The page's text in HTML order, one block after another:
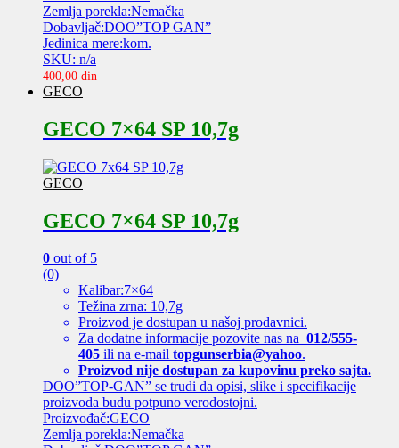
Zemlja porekla:Nemačka
Dobavljač:DOO”TOP GAN”
Jedinica mere:kom.
SKU: n/a
400,00 din
GECO
GECO 7×64 SP 10,7g
GECO
GECO 7×64 SP 10,7g
0 out of 5
(0)
Kalibar:7×64
Težina zrna: 10,7g
Proizvod je dostupan u našoj prodavnici.
Za dodatne informacije pozovite nas na 012/555-
405 ili na e-mail topgunserbia@yahoo.
Proizvod nije dostupan za kupovinu preko sajta.
DOO”TOP-GAN” se trudi da opisi, slike i specifikacije
proizvoda budu potpuno verodostojni.
Proizvođač:GECO
Zemlja porekla:Nemačka